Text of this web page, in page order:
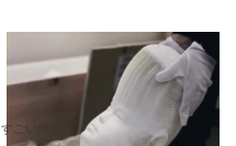
すごい動画